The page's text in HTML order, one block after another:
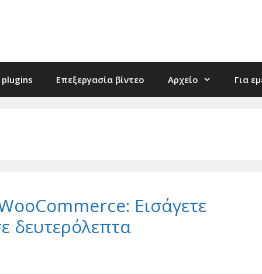
Επεξεργασία βίντεο Αρχείο Για
Εισάγετε
δευτερόλεπτα